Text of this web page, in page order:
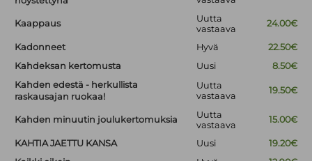
Kaappaus
Uutta
vastaava
24.00€
Kadonneet Hyvä
22.50€
Kahdeksan kertomusta
Uusi
8.50€
Kahden edestä - herkullista
raskausajan ruokaa!
Uutta
vastaava
19.50€
Kahden minuutin joulukertomuksia
Uutta
vastaava
15.00€
KAHTIA JAETTU KANSA Uusi
19.20€